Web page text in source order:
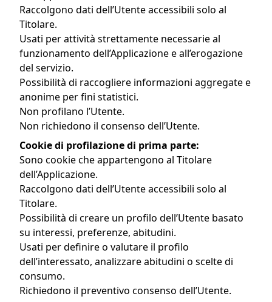
Raccolgono dati dell’Utente accessibili solo al
Titolare.
Usati per attività strettamente necessarie al
funzionamento dell’Applicazione e all’erogazione
del servizio.
Possibilità di raccogliere informazioni aggregate e
anonime per fini statistici.
Non profilano l’Utente.
Non richiedono il consenso dell’Utente.
Cookie di profilazione di prima parte:
Sono cookie che appartengono al Titolare
dell’Applicazione.
Raccolgono dati dell’Utente accessibili solo al
Titolare.
Possibilità di creare un profilo dell’Utente basato
su interessi, preferenze, abitudini.
Usati per definire o valutare il profilo
dell’interessato, analizzare abitudini o scelte di
consumo.
Richiedono il preventivo consenso dell’Utente.